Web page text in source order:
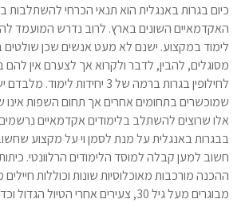
כיום בגרות באנגלית הוא תנאי הכרחי להשתלבות
לימוד במקצוע. ישנם לא מעט אנשים שכן
מסוגלים, להבין, לדבר ולקרוא אך לצערם אין להם
לחילופין בגרות ברמה של 3 יחידות
שמוכשרים בתחומים אחרים אך תחום השפות
אלו שרוצים להשתלב בלימודים אקדמאיים
בבגרות באנגלית על מנת לסמן וי על מקצוע
חשוב למען קבלה למוסד הלימודים הרלוונטי.
ההכנה מורכבות מאוכלוסיות שונות וכוללות
מבוגרים מעל גיל 30, צעירים אחרי הטיול הגדול וכדומה...